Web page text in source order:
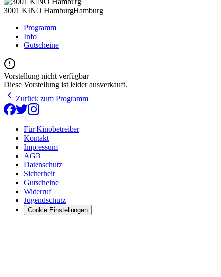
3001 KINO HamburgHamburg
Programm
Info
Gutscheine
Vorstellung nicht verfügbar
Diese Vorstellung ist leider ausverkauft.
Zurück zum Programm
Für Kinobetreiber
Kontakt
Impressum
AGB
Datenschutz
Sicherheit
Gutscheine
Widerruf
Jugendschutz
Cookie Einstellungen